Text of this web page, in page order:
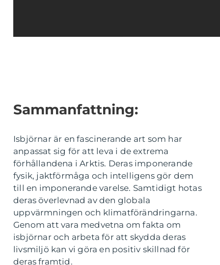
Sammanfattning:
Isbjörnar är en fascinerande art som har
anpassat sig för att leva i de extrema
förhållandena i Arktis. Deras imponerande
fysik, jaktförmåga och intelligens gör dem
till en imponerande varelse. Samtidigt hotas
deras överlevnad av den globala
uppvärmningen och klimatförändringarna.
Genom att vara medvetna om fakta om
isbjörnar och arbeta för att skydda deras
livsmiljö kan vi göra en positiv skillnad för
deras framtid.